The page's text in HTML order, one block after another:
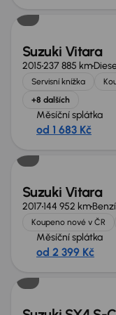
Suzuki Vitara
2015237 885 km
Servisní knížka
+8 dalších
Měsíční splátka
od 1 683 Kč
Suzuki Vitara
2017144 952 km
Koupeno nové v ČR
Měsíční splátka
od 2 399 Kč